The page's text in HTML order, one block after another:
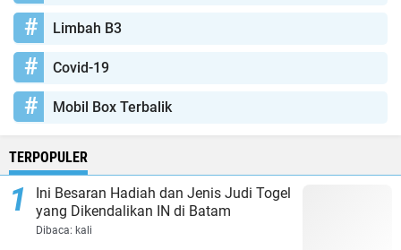
Limbah B3
Covid-19
Mobil Box Terbalik
TERPOPULER
Ini Besaran Hadiah dan Jenis Judi Togel
yang Dikendalikan IN di Batam
Dibaca: kali